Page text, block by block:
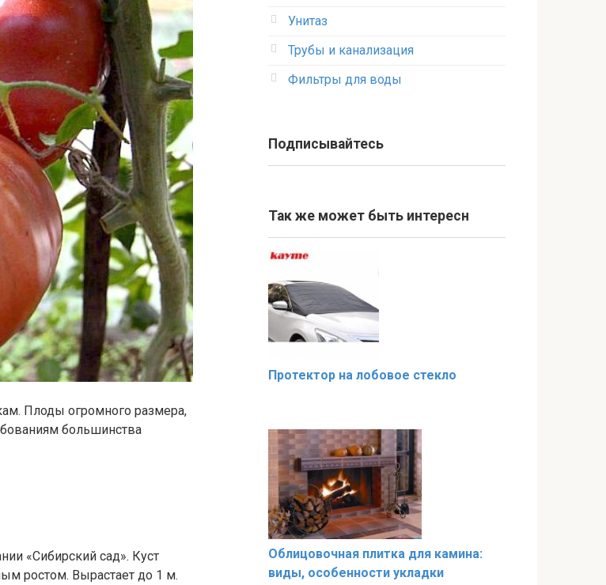
Плоды огромного размера,
большинства
«Сибирский сад». Куст
ростом. Вырастает до 1 м.
Унитаз
Трубы и канализация
Фильтры для воды
Подписывайтесь
Так же может быть интересн
Протектор на лобовое стекло
Облицовочная плитка для камина:
виды, особенности укладки